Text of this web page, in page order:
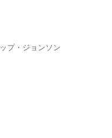
プ・ジョンソン